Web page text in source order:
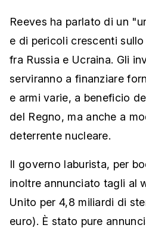
Reeves ha parlato di un
e di pericoli crescenti
fra Russia e Ucraina. Gli
serviranno a finanziare
e armi varie, a beneficio
del Regno, ma anche a
deterrente nucleare.
Il governo laburista, per
inoltre annunciato tagli al
Unito per 4,8 miliardi di
euro). È stato pure